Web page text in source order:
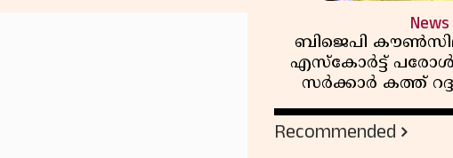
News
ബിജെപി
എസ്‌കോർട്ട്
സർക്കാർ കത്ത്
ഫയലിലെ
ഓഫീസ്
Recommended